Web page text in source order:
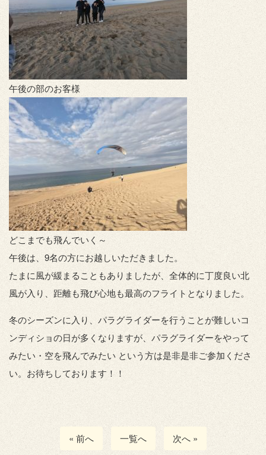
午後の部のお客様
どこまでも飛んでいく～
午後は、9名の方にお越しいただきました。
たまに風が緩まることもありましたが、全体的に丁度良い北
風が入り、距離も飛び心地も最高のフライトとなりました。
冬のシーズンに入り、パラグライダーを行うことが難しいコ
ンディショの日が多くなりますが、パラグライダーをやって
みたい・空を飛んでみたい という方は是非是非ご参加くださ
い。お待ちしております！！
« 前へ 一覧へ 次へ »